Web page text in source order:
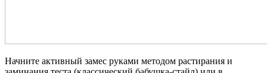
Начните активный замес руками методом растирания и